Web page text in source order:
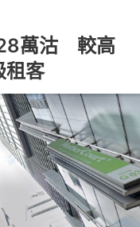
萬沽 較高
客